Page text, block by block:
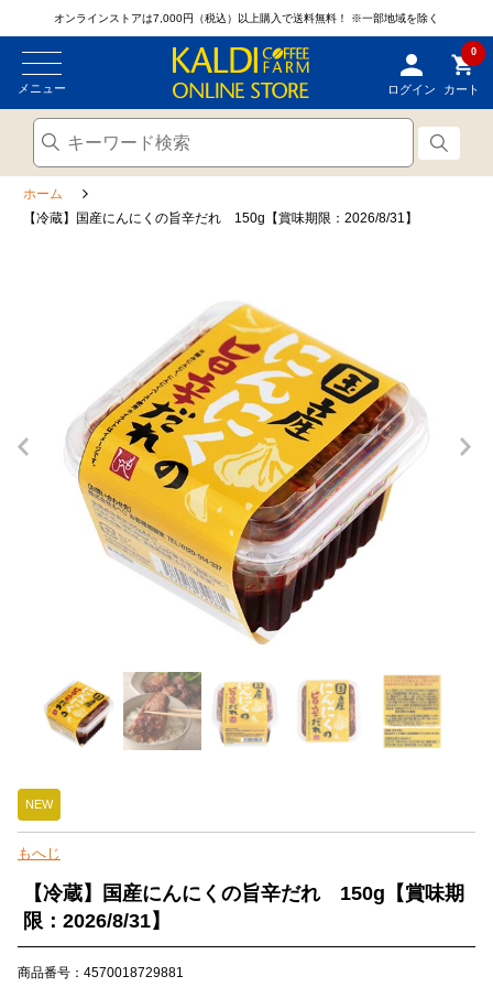
オンラインストアは7,000円（税込）以上購入で送料無料！ ※一部地域を除く
メニュー ログイン
0
カート
ホーム
【冷蔵】国産にんにくの旨辛だれ 150g【賞味期限：2026/8/31】
NEW
もへじ
【冷蔵】国産にんにくの旨辛だれ 150g【賞味期
限：2026/8/31】
商品番号：4570018729881